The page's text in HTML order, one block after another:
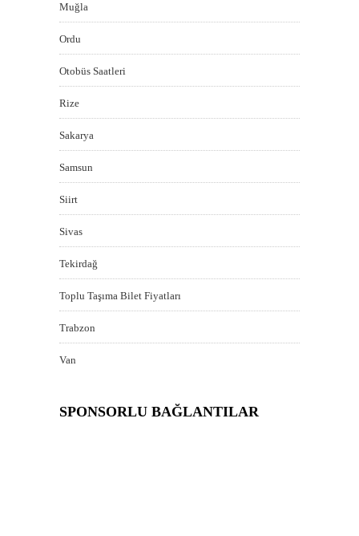
Muğla
Ordu
Otobüs Saatleri
Rize
Sakarya
Samsun
Siirt
Sivas
Tekirdağ
Toplu Taşıma Bilet Fiyatları
Trabzon
Van
SPONSORLU BAĞLANTILAR